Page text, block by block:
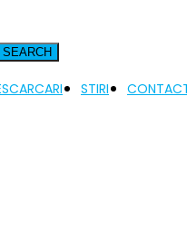
SEARCH
STIRI